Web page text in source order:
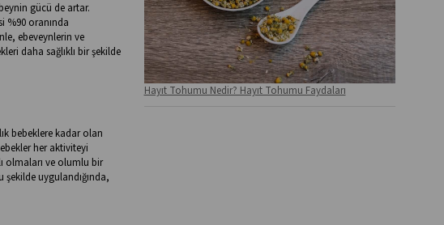
gücü de artar.
%90 oranında
ebeveynlerin ve
daha sağlıklı bir şekilde
bebeklere kadar olan
her aktiviteyi
olmaları ve olumlu bir
uygulandığında,
Hayıt Tohumu Nedir? Hayıt Tohumu Faydaları